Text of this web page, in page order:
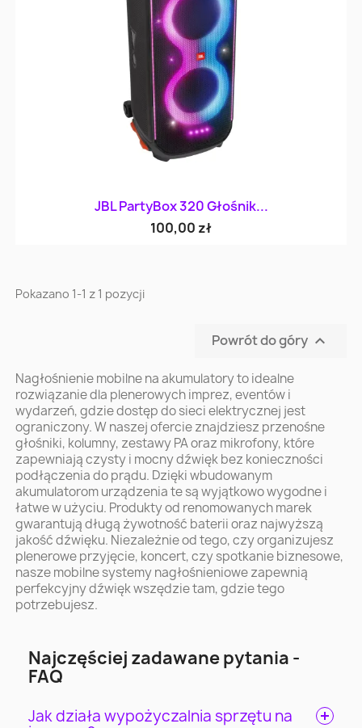
JBL PartyBox 320 Głośnik...
100,00 zł
Pokazano 1-1 z 1 pozycji
Powrót do góry 
Nagłośnienie mobilne na akumulatory to idealne
rozwiązanie dla plenerowych imprez, eventów i
wydarzeń, gdzie dostęp do sieci elektrycznej jest
ograniczony. W naszej ofercie znajdziesz przenośne
głośniki, kolumny, zestawy PA oraz mikrofony, które
zapewniają czysty i mocny dźwięk bez konieczności
podłączenia do prądu. Dzięki wbudowanym
akumulatorom urządzenia te są wyjątkowo wygodne i
łatwe w użyciu. Produkty od renomowanych marek
gwarantują długą żywotność baterii oraz najwyższą
jakość dźwięku. Niezależnie od tego, czy organizujesz
plenerowe przyjęcie, koncert, czy spotkanie biznesowe,
nasze mobilne systemy nagłośnieniowe zapewnią
perfekcyjny dźwięk wszędzie tam, gdzie tego
potrzebujesz.
Najczęściej zadawane pytania -
FAQ
Jak działa wypożyczalnia sprzętu na